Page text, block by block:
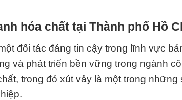
hóa chất tại Thành phố Hồ
đối tác đáng tin cậy trong lĩnh vực
và phát triển bền vững trong ngành
trong đó xút vảy là một trong những